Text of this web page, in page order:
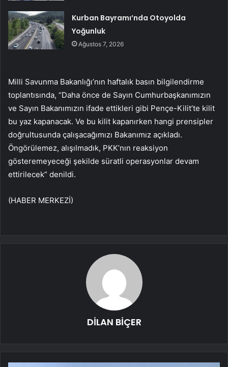
Kurban Bayramı’nda Otoyolda
Yoğunluk
Ağustos 7, 2026
Milli Savunma Bakanlığı’nın haftalık basın bilgilendirme
toplantısında, “Daha önce de Sayın Cumhurbaşkanımızın
ve Sayın Bakanımızın ifade ettikleri gibi Pençe-Kilit’te kilit
bu yaz kapanacak. Ve bu kilit kapanırken hangi prensipler
doğrultusunda çalışacağımızı Bakanımız açıkladı.
Öngörülemez, alışılmadık, PKK’nın reaksiyon
gösteremeyeceği şekilde süratli operasyonlar devam
ettirilecek” denildi.
(HABER MERKEZİ)
DİLAN BİÇER